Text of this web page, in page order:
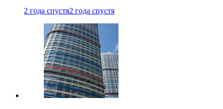
2 года спустя2 года спустя